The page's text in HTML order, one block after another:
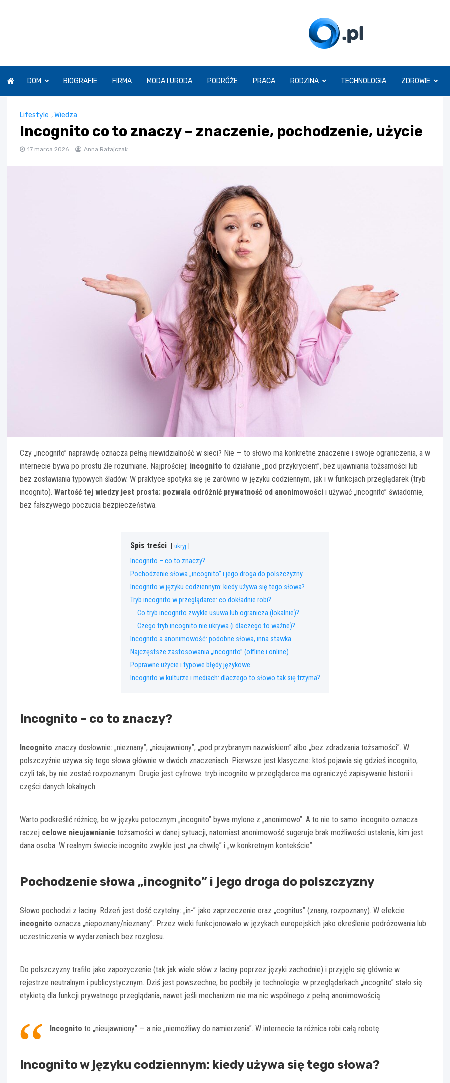
O.pl
DOM BIOGRAFIE FIRMA MODA I URODA PODRÓŻE PRACA RODZINA TECHNOLOGIA ZDROWIE
Lifestyle ,Wiedza
Incognito co to znaczy – znaczenie, pochodzenie, użycie
17 marca 2026 Anna Ratajczak
Czy „incognito” naprawdę oznacza pełną niewidzialność w sieci? Nie — to słowo ma konkretne znaczenie i swoje ograniczenia, a w
internecie bywa po prostu źle rozumiane. Najprościej: incognito to działanie „pod przykryciem”, bez ujawniania tożsamości lub
bez zostawiania typowych śladów. W praktyce spotyka się je zarówno w języku codziennym, jak i w funkcjach przeglądarek (tryb
incognito). Wartość tej wiedzy jest prosta: pozwala odróżnić prywatność od anonimowości i używać „incognito” świadomie,
bez fałszywego poczucia bezpieczeństwa.
Spis treści ukryj
Incognito – co to znaczy?
Pochodzenie słowa „incognito” i jego droga do polszczyzny
Incognito w języku codziennym: kiedy używa się tego słowa?
Tryb incognito w przeglądarce: co dokładnie robi?
Co tryb incognito zwykle usuwa lub ogranicza (lokalnie)?
Czego tryb incognito nie ukrywa (i dlaczego to ważne)?
Incognito a anonimowość: podobne słowa, inna stawka
Najczęstsze zastosowania „incognito” (offline i online)
Poprawne użycie i typowe błędy językowe
Incognito w kulturze i mediach: dlaczego to słowo tak się trzyma?
Incognito – co to znaczy?
Incognito znaczy dosłownie: „nieznany”, „nieujawniony”, „pod przybranym nazwiskiem” albo „bez zdradzania tożsamości”. W
polszczyźnie używa się tego słowa głównie w dwóch znaczeniach. Pierwsze jest klasyczne: ktoś pojawia się gdzieś incognito,
czyli tak, by nie zostać rozpoznanym. Drugie jest cyfrowe: tryb incognito w przeglądarce ma ograniczyć zapisywanie historii i
części danych lokalnych.
Warto podkreślić różnicę, bo w języku potocznym „incognito” bywa mylone z „anonimowo”. A to nie to samo: incognito oznacza
raczej celowe nieujawnianie tożsamości w danej sytuacji, natomiast anonimowość sugeruje brak możliwości ustalenia, kim jest
dana osoba. W realnym świecie incognito zwykle jest „na chwilę” i „w konkretnym kontekście”.
Pochodzenie słowa „incognito” i jego droga do polszczyzny
Słowo pochodzi z łaciny. Rdzeń jest dość czytelny: „in-” jako zaprzeczenie oraz „cognitus” (znany, rozpoznany). W efekcie
incognito oznacza „niepoznany/nieznany”. Przez wieki funkcjonowało w językach europejskich jako określenie podróżowania lub
uczestniczenia w wydarzeniach bez rozgłosu.
Do polszczyzny trafiło jako zapożyczenie (tak jak wiele słów z łaciny poprzez języki zachodnie) i przyjęło się głównie w
rejestrze neutralnym i publicystycznym. Dziś jest powszechne, bo podbiły je technologie: w przeglądarkach „incognito” stało się
etykietą dla funkcji prywatnego przeglądania, nawet jeśli mechanizm nie ma nic wspólnego z pełną anonimowością.
Incognito to „nieujawniony” — a nie „niemożliwy do namierzenia”. W internecie ta różnica robi całą robotę.
Incognito w języku codziennym: kiedy używa się tego słowa?